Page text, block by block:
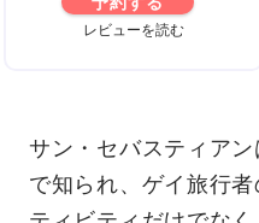
レビューを読む
サン・セバスティア
で知られ、ゲイ旅行